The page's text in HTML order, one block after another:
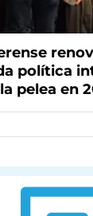
política
pelea en